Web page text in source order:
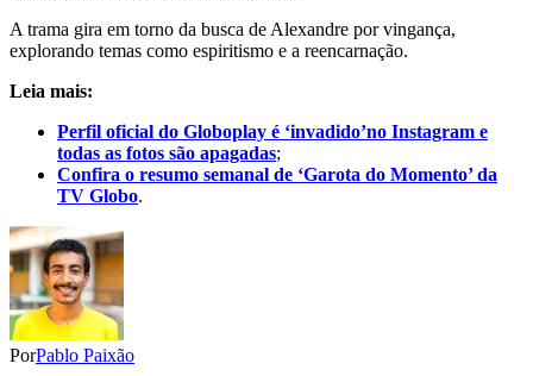
A trama gira em torno da busca de Alexandre por vingança,
explorando temas como espiritismo e a reencarnação.
Leia mais:
Perfil oficial do Globoplay é ‘invadido’no Instagram e
todas as fotos são apagadas;
Confira o resumo semanal de ‘Garota do Momento’ da
TV Globo.
PorPablo Paixão